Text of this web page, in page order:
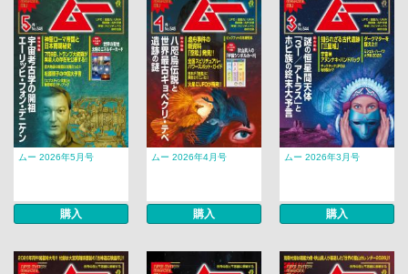
ムー 2026年5月号
購入
ムー 2026年4月号
購入
ムー 2026年3月号
購入